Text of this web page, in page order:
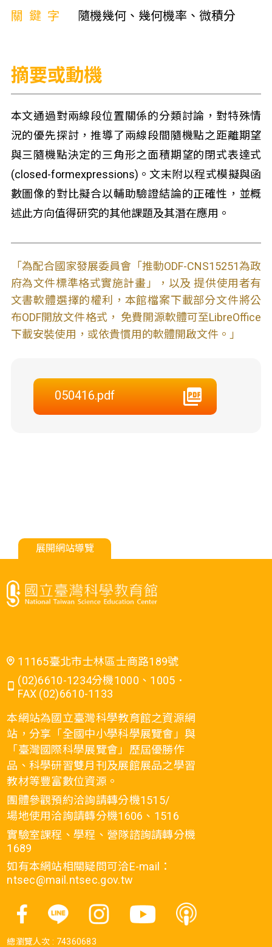
關鍵字
隨機幾何、幾何機率、微積分
摘要或動機
本文通過對兩線段位置關係的分類討論，對特殊情
況的優先探討，推導了兩線段間隨機點之距離期望
與三隨機點決定的三角形之面積期望的閉式表達式
(closed-formexpressions)。文末附以程式模擬與函
數圖像的對比擬合以輔助驗證結論的正確性，並概
述此方向值得研究的其他課題及其潛在應用。
「為配合國家發展委員會「推動ODF-CNS15251為政
府為文件標準格式實施計畫」，以及 提供使用者有
文書軟體選擇的權利，本館檔案下載部分文件將公
布ODF開放文件格式， 免費開源軟體可至LibreOffice
下載安裝使用，或依貴慣用的軟體開啟文件。」
050416.pdf
展開網站導覽
11165臺北市士林區士商路189號
(02)6610-1234分機1000、1005．
FAX (02)6610-1133
本網站為國立臺灣科學教育館之資源網
站，分享「全國中小學科學展覽會」與
「臺灣國際科學展覽會」歷屆優勝作
品、科學研習雙月刊及展館展品之學習
教材等豐富數位資源。
團體參觀預約洽詢請轉分機1515/
場地使用洽詢請轉分機1606、1516
實驗室課程、學程、營隊諮詢請轉分機
1689
如有本網站相關疑問可洽E-mail：
ntsec@mail.ntsec.gov.tw
總瀏覽人次 : 74360683